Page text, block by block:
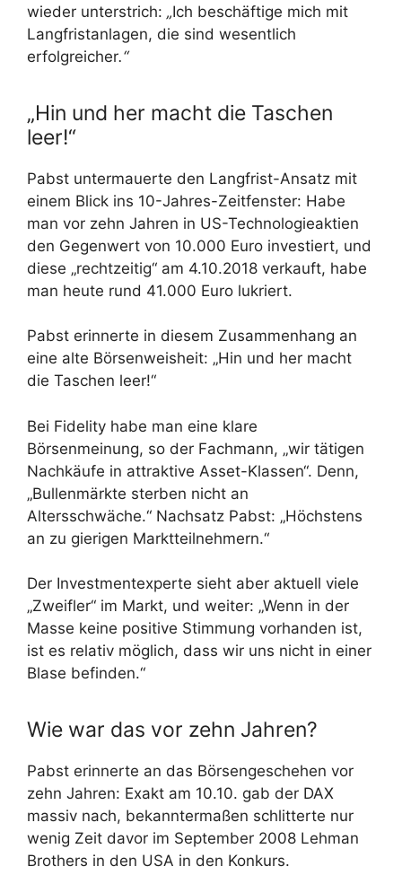
wieder unterstrich: „Ich beschäftige mich mit
Langfristanlagen, die sind wesentlich
erfolgreicher.“
„Hin und her macht die Taschen
leer!“
Pabst untermauerte den Langfrist-Ansatz mit
einem Blick ins 10-Jahres-Zeitfenster: Habe
man vor zehn Jahren in US-Technologieaktien
den Gegenwert von 10.000 Euro investiert, und
diese „rechtzeitig“ am 4.10.2018 verkauft, habe
man heute rund 41.000 Euro lukriert.
Pabst erinnerte in diesem Zusammenhang an
eine alte Börsenweisheit: „Hin und her macht
die Taschen leer!“
Bei Fidelity habe man eine klare
Börsenmeinung, so der Fachmann, „wir tätigen
Nachkäufe in attraktive Asset-Klassen“. Denn,
„Bullenmärkte sterben nicht an
Altersschwäche.“ Nachsatz Pabst: „Höchstens
an zu gierigen Marktteilnehmern.“
Der Investmentexperte sieht aber aktuell viele
„Zweifler“ im Markt, und weiter: „Wenn in der
Masse keine positive Stimmung vorhanden ist,
ist es relativ möglich, dass wir uns nicht in einer
Blase befinden.“
Wie war das vor zehn Jahren?
Pabst erinnerte an das Börsengeschehen vor
zehn Jahren: Exakt am 10.10. gab der DAX
massiv nach, bekanntermaßen schlitterte nur
wenig Zeit davor im September 2008 Lehman
Brothers in den USA in den Konkurs.